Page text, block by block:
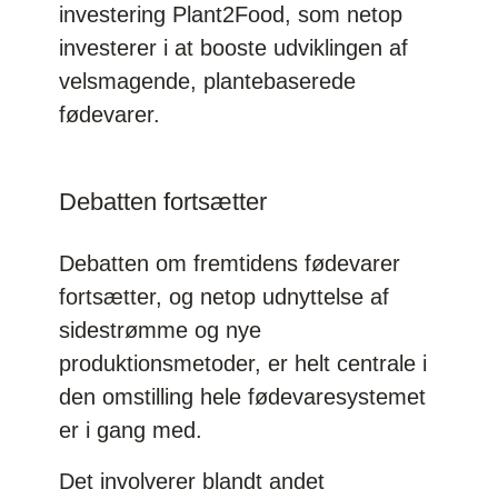
investering Plant2Food, som netop
investerer i at booste udviklingen af
velsmagende, plantebaserede
fødevarer.
Debatten fortsætter
Debatten om fremtidens fødevarer
fortsætter, og netop udnyttelse af
sidestrømme og nye
produktionsmetoder, er helt centrale i
den omstilling hele fødevaresystemet
er i gang med.
Det involverer blandt andet